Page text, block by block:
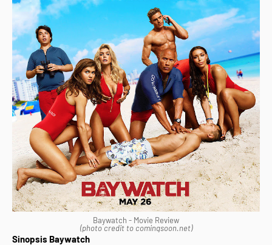
Baywatch - Movie Review
(photo credit to comingsoon.net)
Sinopsis Baywatch